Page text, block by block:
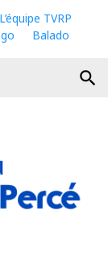
L’équipe TVRP
Balado
search